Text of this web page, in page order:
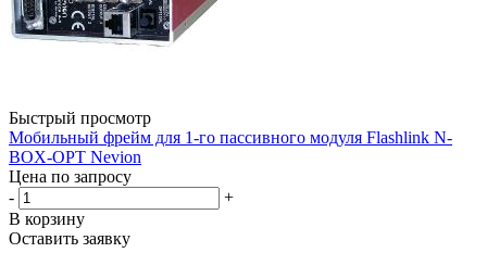
Быстрый просмотр
Мобильный фрейм для 1-го пассивного модуля Flashlink N-
BOX-OPT Nevion
Цена по запросу
-
+
В корзину
Оставить заявку